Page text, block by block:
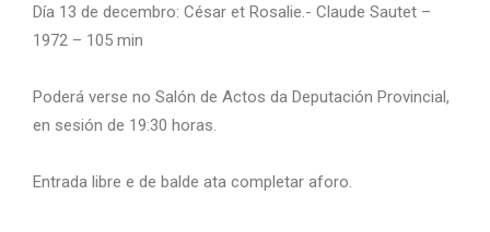
Día 13 de decembro: César et Rosalie.- Claude Sautet –
1972 – 105 min
Poderá verse no Salón de Actos da Deputación Provincial,
en sesión de 19:30 horas.
Entrada libre e de balde ata completar aforo.